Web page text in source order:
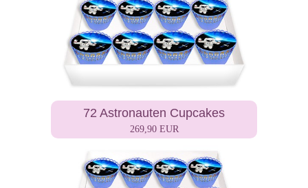
72 Astronauten Cupcakes
269,90 EUR